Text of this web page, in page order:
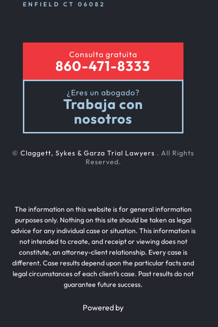
ENFIELD CT 06082
Consulta gratuita
860-471-8333
¿Eres un abogado?
Trabaja con
nosotros
© Claggett, Sykes & Garza Trial Lawyers . All Rights
Reserved.
The information on this website is for general information
purposes only. Nothing on this site should be taken as legal
advice for any individual case or situation. This information is
not intended to create, and receipt or viewing does not
constitute, an attorney-client relationship. Every case is
different. Case results depend upon the particular facts and
legal circumstances of each client’s case. Past results do not
guarantee future success.
Powered by